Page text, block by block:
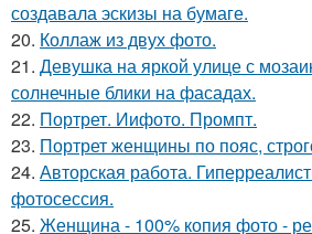
создавала эскизы на бумаге.
20. Коллаж из двух фото.
21. Девушка на яркой улице с
солнечные блики на фасадах.
22. Портрет. Иифото. Промпт.
23. Портрет женщины по пояс,
24. Авторская работа.
фотосессия.
25. Женщина - 100% копия фото -